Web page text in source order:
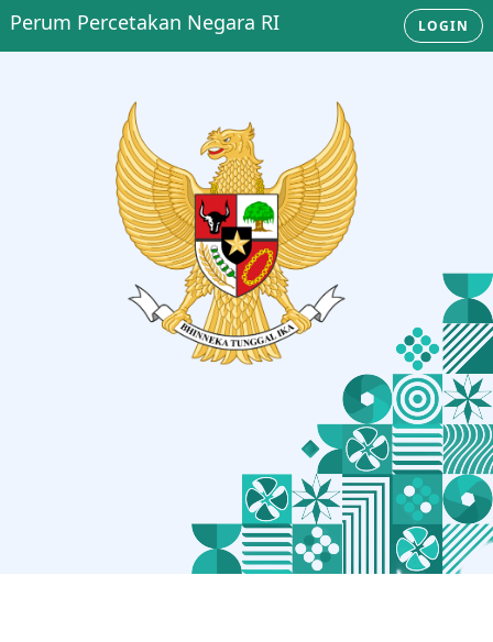
Perum Percetakan Negara RI LOGIN